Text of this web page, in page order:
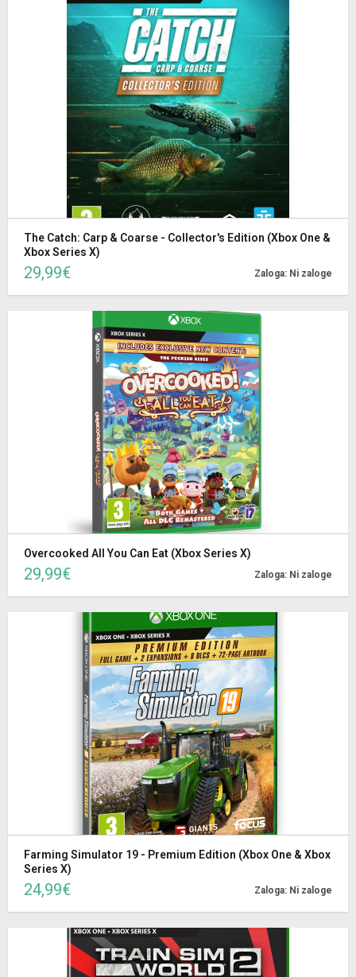
The Catch: Carp & Coarse - Collector's Edition (Xbox One &
Xbox Series X)
29,99€ Zaloga: Ni zaloge
Overcooked All You Can Eat (Xbox Series X)
29,99€ Zaloga: Ni zaloge
Farming Simulator 19 - Premium Edition (Xbox One & Xbox
Series X)
24,99€ Zaloga: Ni zaloge